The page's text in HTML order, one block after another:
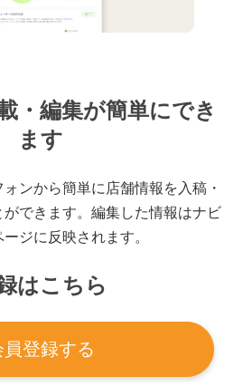
・編集が簡単にでき
ます
ンから簡単に店舗情報を入稿・
できます。編集した情報はナビ
ジに反映されます。
はこちら
員登録する